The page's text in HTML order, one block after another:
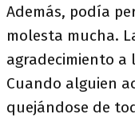
Además, podía
molesta mucha.
agradecimiento a
Cuando alguien
quejándose de